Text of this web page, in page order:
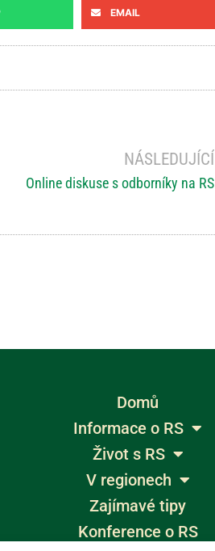
EMAIL
NÁSLEDUJÍCÍ
Online diskuse s odborníky na RS
Domů
Informace o RS
Život s RS
V regionech
Zajímavé tipy
Konference o RS